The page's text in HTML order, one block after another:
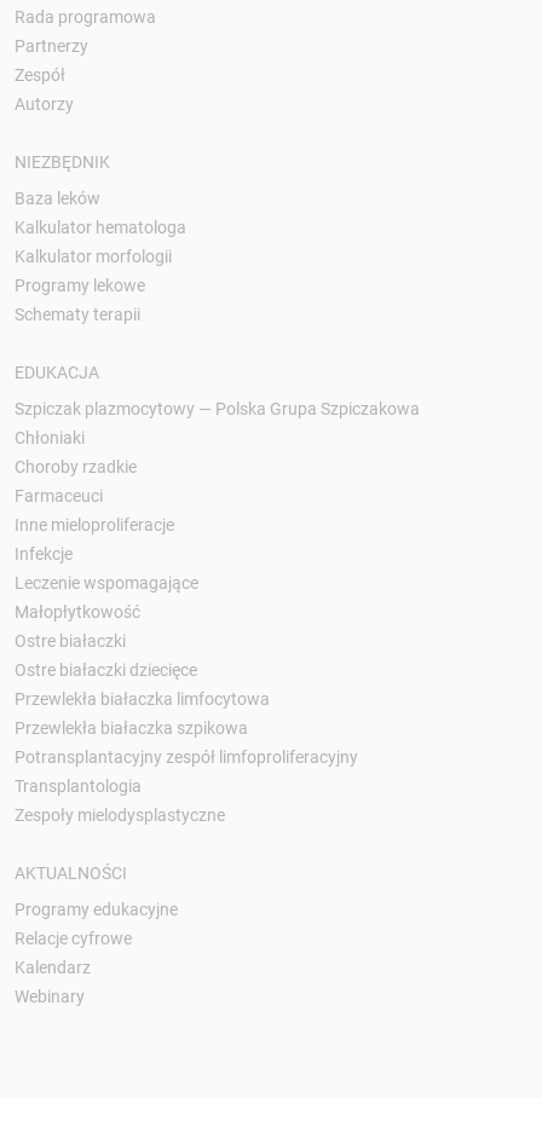
Rada programowa
Partnerzy
Zespół
Autorzy
NIEZBĘDNIK
Baza leków
Kalkulator hematologa
Kalkulator morfologii
Programy lekowe
Schematy terapii
EDUKACJA
Szpiczak plazmocytowy — Polska Grupa Szpiczakowa
Chłoniaki
Choroby rzadkie
Farmaceuci
Inne mieloproliferacje
Infekcje
Leczenie wspomagające
Małopłytkowość
Ostre białaczki
Ostre białaczki dziecięce
Przewlekła białaczka limfocytowa
Przewlekła białaczka szpikowa
Potransplantacyjny zespół limfoproliferacyjny
Transplantologia
Zespoły mielodysplastyczne
AKTUALNOŚCI
Programy edukacyjne
Relacje cyfrowe
Kalendarz
Webinary